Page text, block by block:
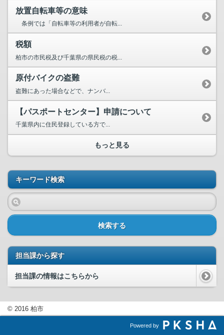
放置自転車等の意味
条例では「自転車等の利用者が自転...
税額
柏市の市民税及び千葉県の県民税の税...
原付バイクの盗難
盗難にあった場合などで、ナンバ...
【パスポートセンター】申請について
千葉県内に住民登録している方で...
もっと見る
キーワード検索
検索する
担当課から探す
担当課の情報はこちらから
© 2016 柏市
Powered by